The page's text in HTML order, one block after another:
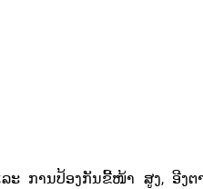
ະ ການປ້ອງກັນຂີ້ໜ້າ ສູງ, ອີງຕ